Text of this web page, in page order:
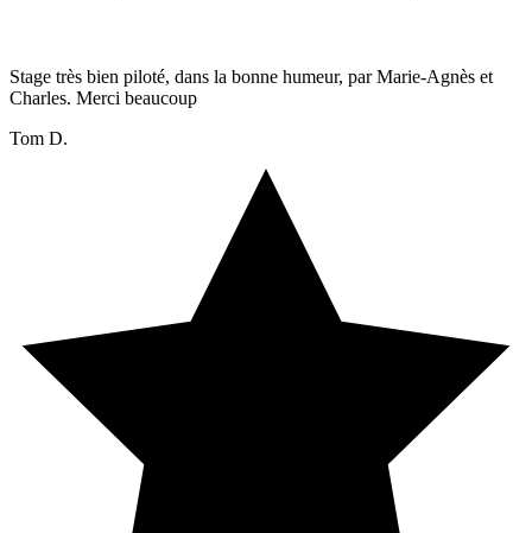
Stage très bien piloté, dans la bonne humeur, par Marie-Agnès et
Charles. Merci beaucoup
Tom D.